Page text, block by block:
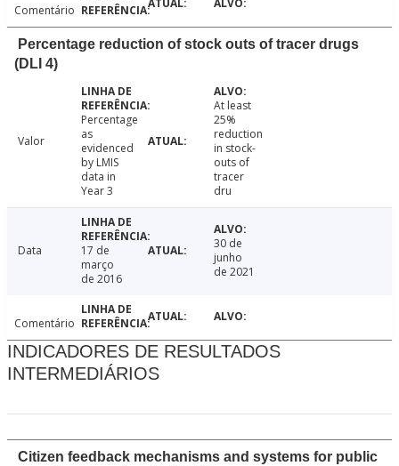
Comentário
Percentage reduction of stock outs of tracer drugs
(DLI 4)
Valor
Percentage
as
evidenced
by LMIS
data in
Year 3
At least
25%
reduction
in stock-
outs of
tracer
dru
Data
17 de
março
de 2016
30 de
junho
de 2021
Comentário
INDICADORES DE RESULTADOS
INTERMEDIÁRIOS
Citizen feedback mechanisms and systems for public